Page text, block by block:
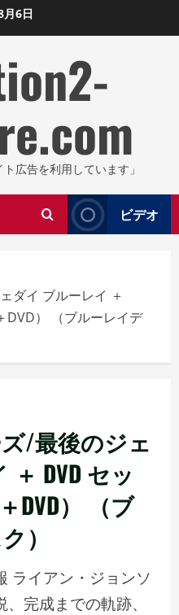
6日
広告を利用しています」
ビデオ
ダイ ブルーレイ ＋
DVD） （ブルーレイデ
/最後のジェ
DVD セッ
DVD） （ブ
）
ライアン・ジョンソ
完成までの軌跡、